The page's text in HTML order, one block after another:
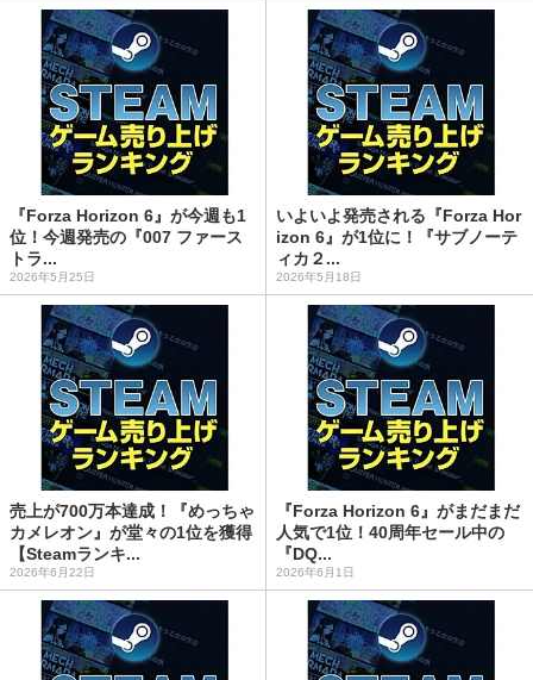
『Forza Horizon 6』が今週も1
位！今週発売の『007 ファース
トラ...
2026年5月25日
いよいよ発売される『Forza Hor
izon 6』が1位に！『サブノーテ
ィカ２...
2026年5月18日
売上が700万本達成！『めっちゃ
カメレオン』が堂々の1位を獲得
【Steamランキ...
2026年6月22日
『Forza Horizon 6』がまだまだ
人気で1位！40周年セール中の
『DQ...
2026年6月1日